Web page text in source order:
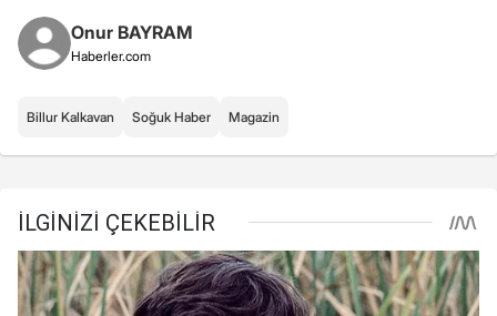
Onur BAYRAM
Haberler.com
Billur Kalkavan Soğuk Haber Magazin